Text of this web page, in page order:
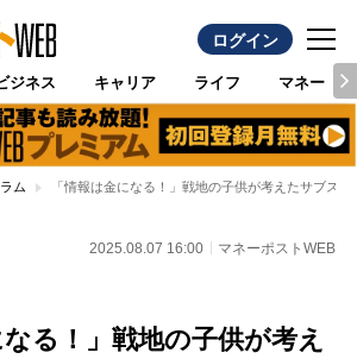
ログイン
ジネス キャリア ライフ マネー
ム 「情報は金になる！」戦地の子供が考えたサブス
2025.08.07 16:00 マネーポストWEB
なる！」戦地の子供が考え